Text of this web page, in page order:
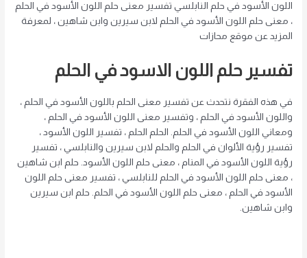
اللون الأسود في حلم النابلسي تفسير معنى حلم اللون الأسود في الحلم
، معنى حلم اللون الأسود في الحلم لابن سيرين وابن شاهين ، لمعرفة
المزيد عن موقع محازات
تفسير حلم اللون الاسود في الحلم
في هذه الفقرة نتحدث عن تفسير معنى الحلم باللون الأسود في الحلم ،
واللون الأسود في الحلم ، وتفسير معنى اللون الأسود في الحلم ،
ومعاني اللون الأسود في الحلم. الحلم الحلم ، تفسير اللون الأسود ،
تفسير رؤية الألوان في الحلم والحلم لابن سيرين والنابلسي ، تفسير
رؤية اللون الأسود في المنام ، معنى حلم اللون الأسود. حلم ابن شاهين
، معنى حلم اللون الأسود في الحلم للنابلسي ، تفسير معنى حلم اللون
الأسود في الحلم ، معنى حلم اللون الأسود في الحلم. حلم ابن سيرين
وابن شاهين.